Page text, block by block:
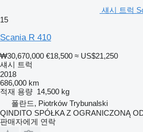
섀시 트럭
15
Scania R 410
₩30,670,000 €18,500 ≈ US$21,250
섀시 트럭
2018
686,000 km
적재 용량 14,500 kg
폴란드, Piotrków Trybunalski
QINDITO SPÓŁKA Z OGRANICZONĄ
판매자에게 연락